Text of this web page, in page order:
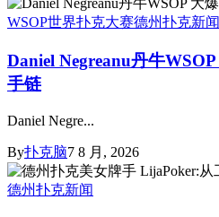
WSOP世界扑克大赛德州扑克新闻
Daniel Negreanu丹牛
手链
Daniel Negre...
By扑克脑7 8 月, 2026
德州扑克新闻